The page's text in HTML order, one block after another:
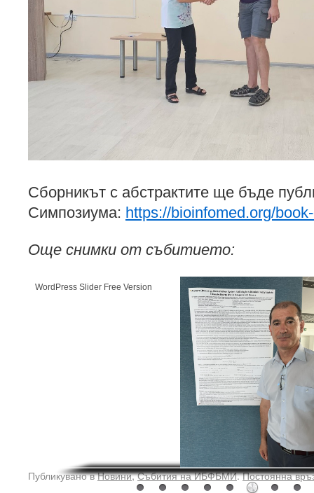
Сборникът с абстрактите ще бъде
Симпозиума: https://bioinfomed.org/
Още снимки от събитието:
WordPress Slider Free Version
Публикувано вНовини,Събития на ИБФБМИ.Постоянна